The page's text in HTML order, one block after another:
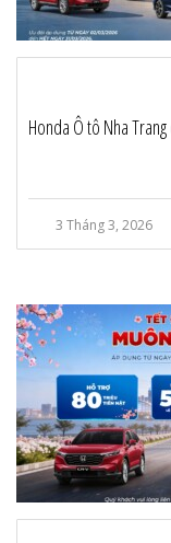
Honda Ô tô Nha
3 Tháng 3, 2026